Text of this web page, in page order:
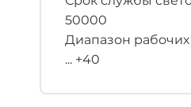
50000
Диапазон
... +40